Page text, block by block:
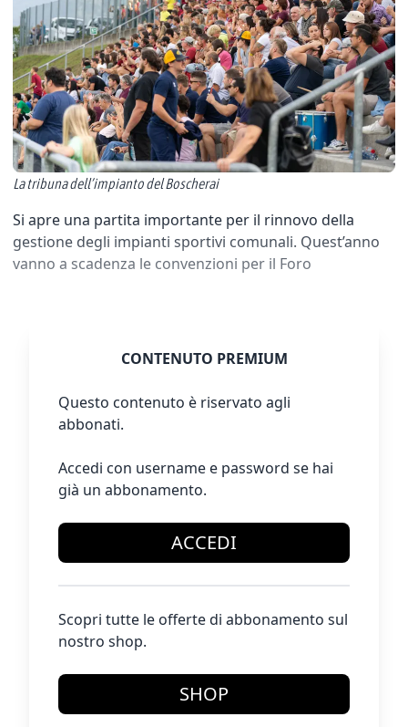
La tribuna dell’impianto del Boscherai
Si apre una partita importante per il rinnovo della
gestione degli impianti sportivi comunali. Quest’anno
vanno a scadenza le convenzioni per il Foro
CONTENUTO PREMIUM
Questo contenuto è riservato agli
abbonati.
Accedi con username e password se hai
già un abbonamento.
ACCEDI
Scopri tutte le offerte di abbonamento sul
nostro shop.
SHOP